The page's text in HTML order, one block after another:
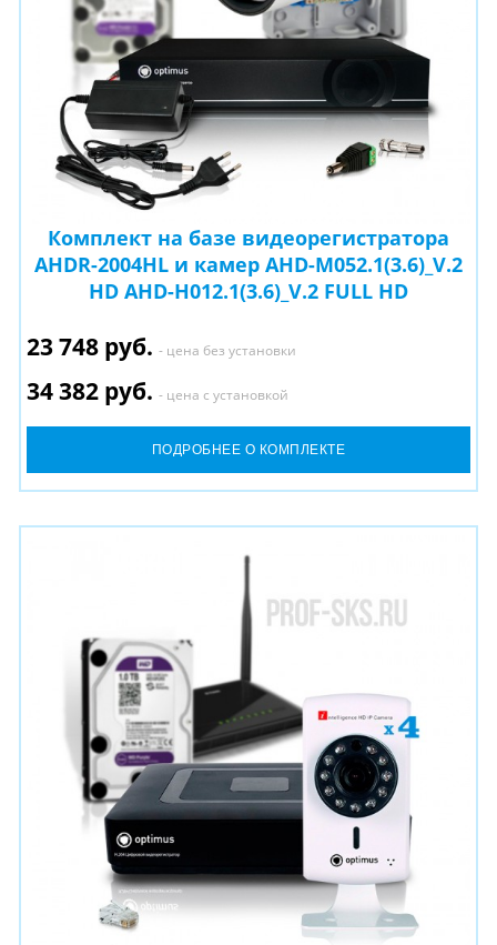
Комплект на базе видеорегистратора
AHDR-2004HL и камер AHD-M052.1(3.6)_V.2
HD AHD-H012.1(3.6)_V.2 FULL HD
23 748 руб. - цена без установки
34 382 руб. - цена с установкой
ПОДРОБНЕЕ О КОМПЛЕКТЕ